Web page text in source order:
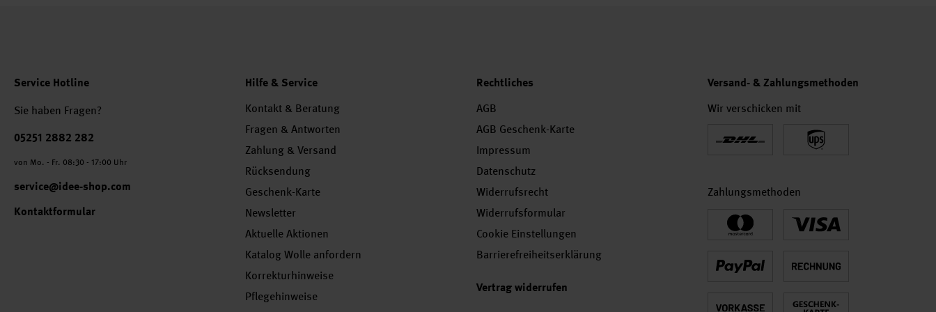
Service Hotline
Sie haben Fragen?
Telefonnummer
05251 2882 282
von Mo. - Fr. 08:30 - 17:00 Uhr
service@idee-shop.com
Kontaktformular
Hilfe & Service
Kontakt & Beratung
Fragen & Antworten
Zahlung & Versand
Rücksendung
Geschenk-Karte
Newsletter
Aktuelle Aktionen
Katalog Wolle anfordern
Korrekturhinweise
Pflegehinweise
Rechtliches
AGB
AGB Geschenk-Karte
Impressum
Datenschutz
Widerrufsrecht
Widerrufsformular
Cookie Einstellungen
Barrierefreiheitserklärung
Vertrag widerrufen
Versand- & Zahlungsmethoden
Wir verschicken mit
Zahlungsmethoden